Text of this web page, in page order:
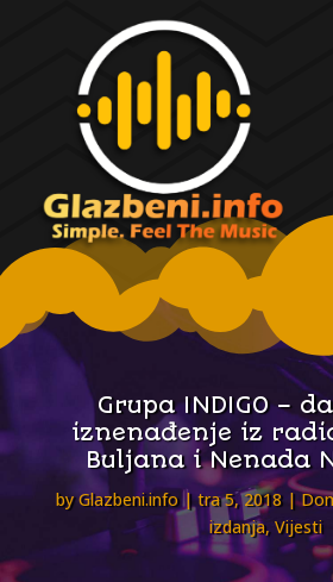
Grupa INDIGO –
iznenađenje iz
Buljana i Nenada
byGlazbeni.info tra 5, 2018
izdanja,Vijesti